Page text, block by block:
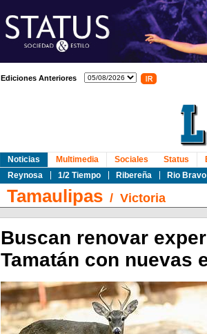
Ediciones Anteriores
Noticias
Reynosa
1/2 Tiempo Ribereña Rio Bravo
Multimedia Sociales Status
Tamaulipas/ Victoria
Buscan renovar
Tamatán con nuevas